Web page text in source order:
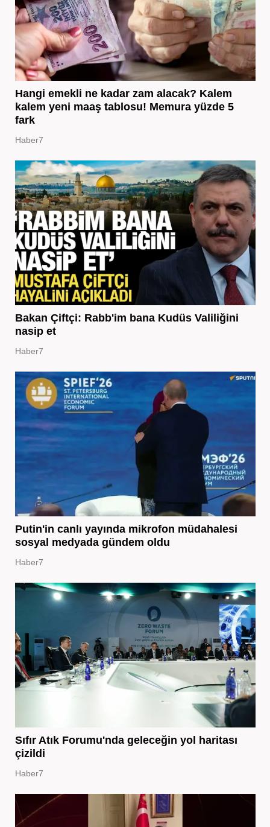
Hangi emekli ne kadar zam alacak? Kalem
kalem yeni maaş tablosu! Memura yüzde 5
fark
Haber7
Bakan Çiftçi: Rabb'im bana Kudüs Valiliğini
nasip et
Haber7
Putin'in canlı yayında mikrofon müdahalesi
sosyal medyada gündem oldu
Haber7
Sıfır Atık Forumu'nda geleceğin yol haritası
çizildi
Haber7